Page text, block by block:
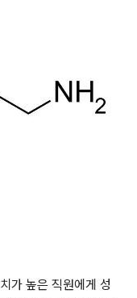
가 높은 직원에게 성